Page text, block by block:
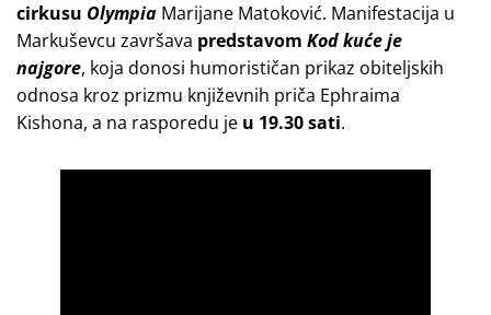
cirkusu Olympia Marijane Matoković. Manifestacija u
Markuševcu završava predstavom Kod kuće je
najgore, koja donosi humorističan prikaz obiteljskih
odnosa kroz prizmu književnih priča Ephraima
Kishona, a na rasporedu je u 19.30 sati.